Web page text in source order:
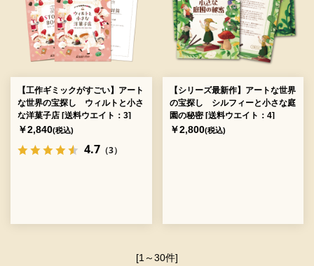
【工作ギミックがすごい】アート
な世界の宝探し ウィルトと小さ
な洋菓子店 [送料ウエイト：3]
￥2,840(税込)
4.7 （3）
【シリーズ最新作】アートな世界
の宝探し シルフィーと小さな庭
園の秘密 [送料ウエイト：4]
￥2,800(税込)
[1～30件]